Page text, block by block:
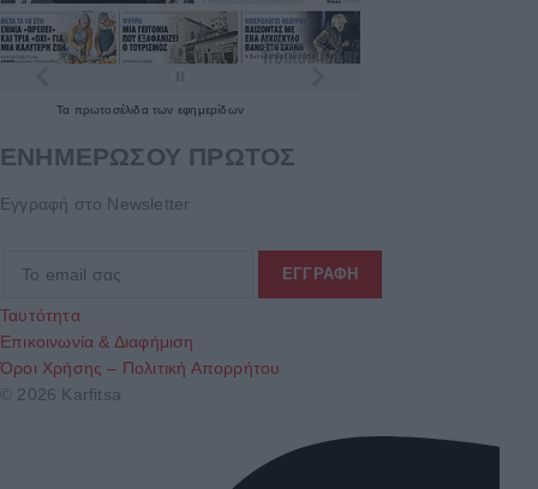
Τα πρωτοσέλιδατων εφημερίδων
ΕΝΗΜΕΡΩΣΟΥ ΠΡΩΤΟΣ
Εγγραφή στο Newsletter
Ταυτότητα
Επικοινωνία & Διαφήμιση
Όροι Χρήσης – Πολιτική Απορρήτου
© 2026 Karfitsa